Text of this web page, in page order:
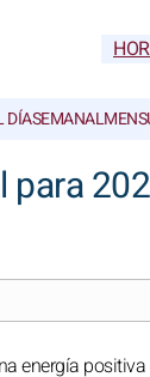
DÍASEMANAL
energía